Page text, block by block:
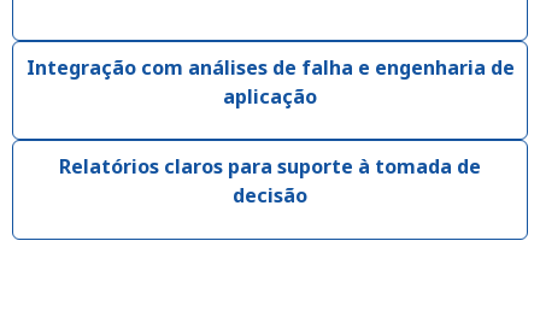
Integração com análises de falha e engenharia de
aplicação
Relatórios claros para suporte à tomada de
decisão